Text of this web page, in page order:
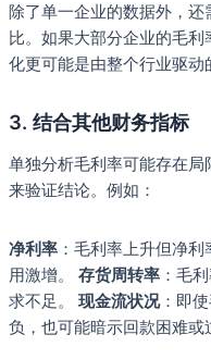
除了单一企业的数据外，
比。如果大部分企业的毛
化更可能是由整个行业驱动
3. 结合其他财务指标
单独分析毛利率可能存在
来验证结论。例如：
净利率 ：毛利率上升但净
用激增。 存货周转率 ：毛
求不足。 现金流状况：即
负，也可能暗示回款困难或